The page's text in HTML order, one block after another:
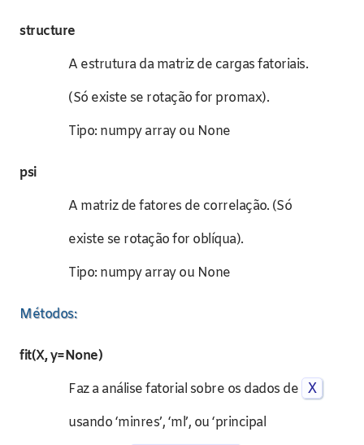
structure
A estrutura da matriz de cargas fatoriais.
(Só existe se rotação for promax).
Tipo: numpy array ou None
psi
A matriz de fatores de correlação. (Só
existe se rotação for oblíqua).
Tipo: numpy array ou None
Métodos:
fit(X, y=None)
Faz a análise fatorial sobre os dados de X
usando ‘minres’, ‘ml’, ou ‘principal